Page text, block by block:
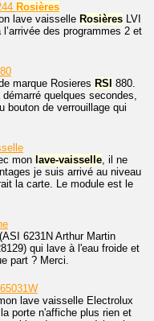
Rosières
lave vaisselle Rosières LVI
des programmes 2 et
marque Rosieres RSI 880.
quelques secondes,
bouton de verrouillage qui
mon lave-vaisselle, il ne
je suis arrivé au niveau
la carte. Le module est le
(ASI 6231N Arthur Martin
qui lave à l'eau froide et
part ? Merci.
lave vaisselle Electrolux
porte n'affiche plus rien et